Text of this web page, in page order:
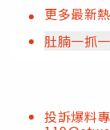
更多最新
肚腩一抓
投訴爆料